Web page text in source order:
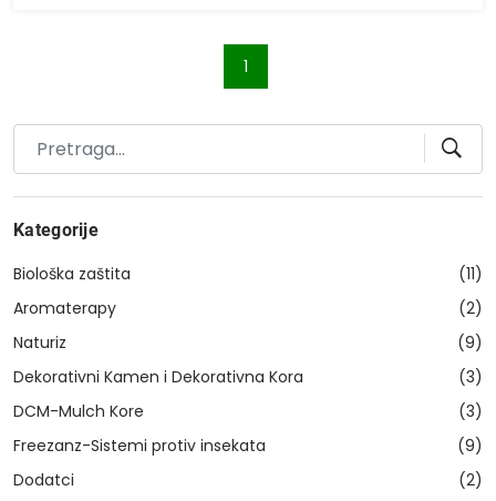
1
Kategorije
Biološka zaštita
(11)
Aromaterapy
(2)
Naturiz
(9)
Dekorativni Kamen i Dekorativna Kora
(3)
DCM-Mulch Kore
(3)
Freezanz-Sistemi protiv insekata
(9)
Dodatci
(2)